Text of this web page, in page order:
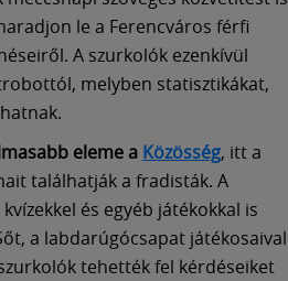
le a Ferencváros férfi
A szurkolók ezenkívül
melyben statisztikákat,
eleme a Közösség, itt a
találhatják a fradisták. A
és egyéb játékokkal is
a labdarúgócsapat játékosaival
tehették fel kérdéseiket